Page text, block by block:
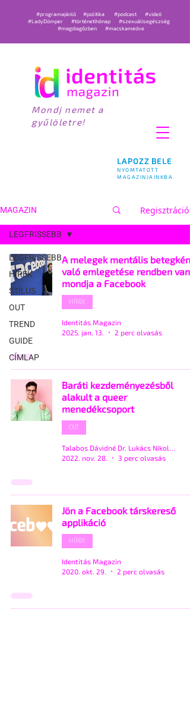
LAPOZZ BELE
NYOMTATOTT
MAGAZINJAINKBA
#programajánló #politika #podcast
#videó
#LadyDömper
#történetihónap
#szexuálisegészség
#magdiagőzben
#macskamedve
Mondj nemet a
gyűlöletre!
MAGAZIN Regisztráció
LEGFRISSEBB
HÍREK
STÍLUS
OUT
TREND
GUIDE
CÍMLAP
LEGFRISSEBB
A melegek mentális betegként
való emlegetése rendben van,
mondja a Facebook
HÍREK
Identitás Magazin
2025. jan. 13.
2 perc olvasás
Baráti kezdeményezésből
alakult a queer
menedékcsoport
OUT
Talabos Dávidné Dr. Lukács Nikolett
2022. nov. 28.
3 perc olvasás
Jön a Facebook társkereső
applikáció
HÍREK
Identitás Magazin
2020. okt. 29.
2 perc olvasás